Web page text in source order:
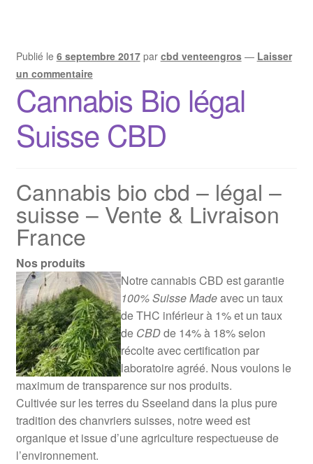
Publié le 6 septembre 2017 par cbd venteengros — Laisser
un commentaire
Cannabis Bio légal
Suisse CBD
Cannabis bio cbd – légal –
suisse – Vente & Livraison
France
Nos produits
Notre cannabis CBD est garantie
100% Suisse Madeavec un taux
de THC inférieur à 1% et un taux
deCBDde 14% à 18% selon
récolte avec certification par
laboratoire agréé. Nous voulons le
maximum de transparence sur nos produits.
Cultivée sur les terres du Sseeland dans la plus pure
tradition des chanvriers suisses, notre weed est
organique et issue d’une agriculture respectueuse de
l’environnement.